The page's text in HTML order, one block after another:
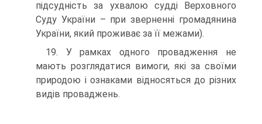
підсудність за ухвалою судді Верховного
Суду України – при зверненні громадянина
України, який проживає за її межами).
19. У рамках одного провадження не
мають розглядатися вимоги, які за своїми
природою і ознаками відносяться до різних
видів проваджень.